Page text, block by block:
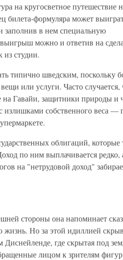
на кругосветное путешествие
билета-формуляра может
заполнив в нем специальную
можно и ответив на
из студии.
типично шведским, поскольку
или услуги. Часто случается,
Гавайи, защитники природы и
излишками собственного веса —
облигаций, которые
по ним выплачивается редко,
на "нетрудовой доход"
стороны она напоминает
Но за этой идиллией
где скрытая под
лицом к зрителям